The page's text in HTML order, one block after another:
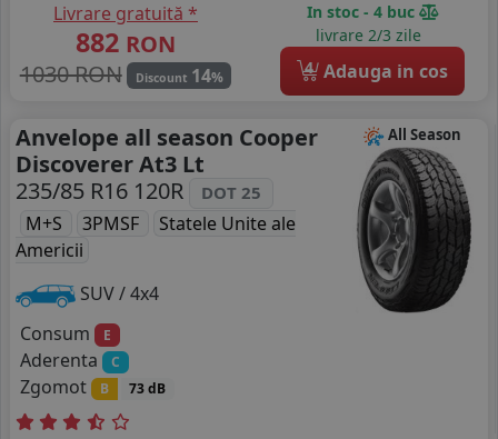
Livrare gratuită *
882 RON
1030 RON
Discount 14%
In stoc - 4 buc
livrare 2/3 zile
4 Adauga in cos
All Season
Anvelope all season Cooper
Discoverer At3 Lt
235/85 R16 120R
DOT 25
M+S 3PMSF
Statele Unite ale
Americii
SUV / 4x4
Consum
E
Aderenta C
Zgomot B 73 dB